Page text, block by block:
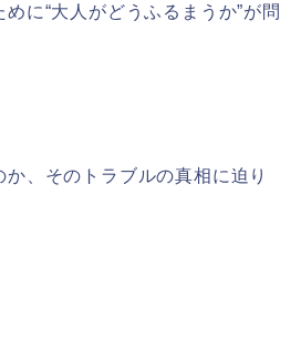
に“大人がどうふるまうか”が問
、そのトラブルの真相に迫り